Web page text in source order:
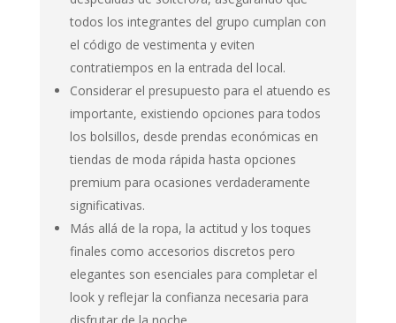
todos los integrantes del grupo cumplan con
el código de vestimenta y eviten
contratiempos en la entrada del local.
Considerar el presupuesto para el atuendo es
importante, existiendo opciones para todos
los bolsillos, desde prendas económicas en
tiendas de moda rápida hasta opciones
premium para ocasiones verdaderamente
significativas.
Más allá de la ropa, la actitud y los toques
finales como accesorios discretos pero
elegantes son esenciales para completar el
look y reflejar la confianza necesaria para